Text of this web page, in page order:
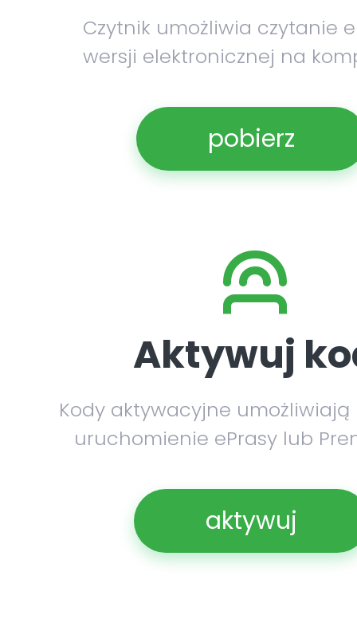
Czytnik umożliwia czytanie
wersji elektronicznej na
pobierz
Aktywuj
Kody aktywacyjne umożliwiają
uruchomienie ePrasy lub
aktywuj